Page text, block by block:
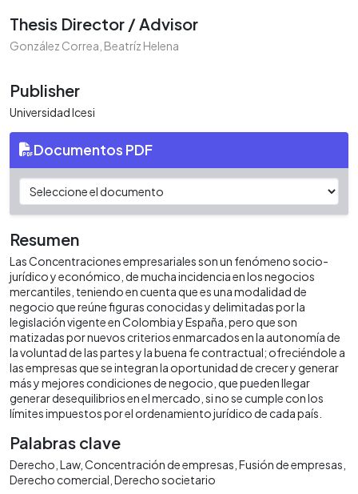
Thesis Director / Advisor
González Correa, Beatríz Helena
Publisher
Universidad Icesi
Documentos PDF
Resumen
Las Concentraciones empresariales son un fenómeno socio-
jurídico y económico, de mucha incidencia en los negocios
mercantiles, teniendo en cuenta que es una modalidad de
negocio que reúne figuras conocidas y delimitadas por la
legislación vigente en Colombia y España, pero que son
matizadas por nuevos criterios enmarcados en la autonomía de
la voluntad de las partes y la buena fe contractual; ofreciéndole a
las empresas que se integran la oportunidad de crecer y generar
más y mejores condiciones de negocio, que pueden llegar
generar desequilibrios en el mercado, si no se cumple con los
límites impuestos por el ordenamiento jurídico de cada país.
Palabras clave
Derecho Law Concentración de empresas Fusión de empresas
Derecho comercial Derecho societario